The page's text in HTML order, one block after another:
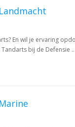
En wil je ervaring
bij de Defensie ..